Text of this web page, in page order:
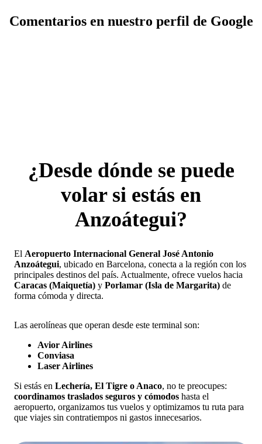
Comentarios en nuestro perfil de Google
¿Desde dónde se puede
volar si estás en
Anzoátegui?
El Aeropuerto Internacional General José Antonio
Anzoátegui, ubicado en Barcelona, conecta a la región con los
principales destinos del país. Actualmente, ofrece vuelos hacia
Caracas (Maiquetía) y Porlamar (Isla de Margarita) de
forma cómoda y directa.
Las aerolíneas que operan desde este terminal son:
Avior Airlines
Conviasa
Laser Airlines
Si estás en Lechería, El Tigre o Anaco, no te preocupes:
coordinamos traslados seguros y cómodos hasta el
aeropuerto, organizamos tus vuelos y optimizamos tu ruta para
que viajes sin contratiempos ni gastos innecesarios.